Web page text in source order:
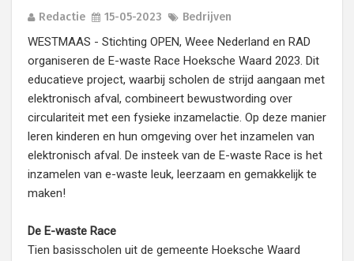
Redactie 15-05-2023 Bedrijven
WESTMAAS - Stichting OPEN, Weee Nederland en RAD
organiseren de E-waste Race Hoeksche Waard 2023. Dit
educatieve project, waarbij scholen de strijd aangaan met
elektronisch afval, combineert bewustwording over
circulariteit met een fysieke inzamelactie. Op deze manier
leren kinderen en hun omgeving over het inzamelen van
elektronisch afval. De insteek van de E-waste Race is het
inzamelen van e-waste leuk, leerzaam en gemakkelijk te
maken!
De E-waste Race
Tien basisscholen uit de gemeente Hoeksche Waard